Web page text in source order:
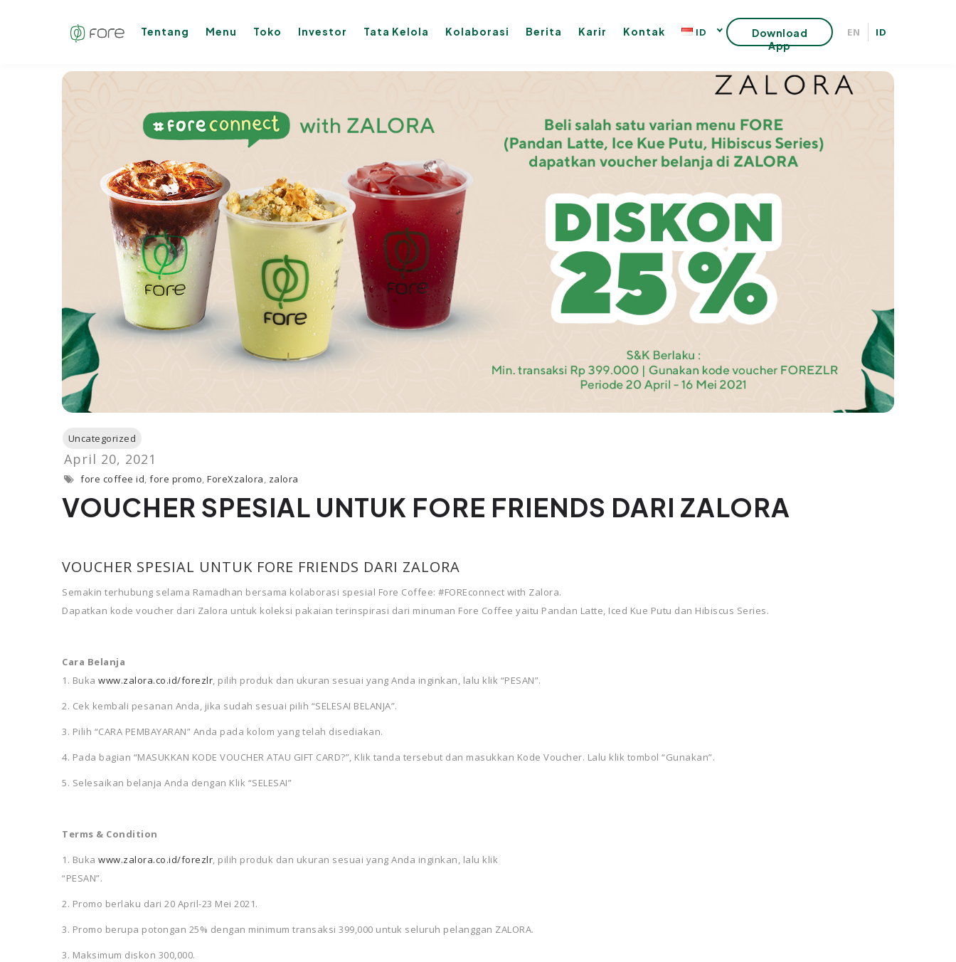
Download
App
EN ID
Tentang Menu Toko Investor Tata Kelola Kolaborasi Berita Karir Kontak ID
VOUCHER SPESIAL UNTUK FORE FRIENDS DARI ZALORA
fore coffee id, fore promo, ForeXzalora, zalora
VOUCHER SPESIAL UNTUK FORE FRIENDS DARI ZALORA
Semakin terhubung selama Ramadhan bersama kolaborasi spesial Fore Coffee: #FOREconnect with Zalora.
Dapatkan kode voucher dari Zalora untuk koleksi pakaian terinspirasi dari minuman Fore Coffee yaitu Pandan Latte, Iced Kue Putu dan Hibiscus Series.
Cara Belanja
1. Buka www.zalora.co.id/forezlr, pilih produk dan ukuran sesuai yang Anda inginkan, lalu klik “PESAN”.
2. Cek kembali pesanan Anda, jika sudah sesuai pilih “SELESAI BELANJA”.
3. Pilih “CARA PEMBAYARAN” Anda pada kolom yang telah disediakan.
4. Pada bagian “MASUKKAN KODE VOUCHER ATAU GIFT CARD?”, Klik tanda tersebut dan masukkan Kode Voucher. Lalu klik tombol “Gunakan”.
5. Selesaikan belanja Anda dengan Klik “SELESAI”
Terms & Condition
1. Buka www.zalora.co.id/forezlr, pilih produk dan ukuran sesuai yang Anda inginkan, lalu klik
“PESAN”.
2. Promo berlaku dari 20 April-23 Mei 2021.
3. Promo berupa potongan 25% dengan minimum transaksi 399,000 untuk seluruh pelanggan ZALORA.
3. Maksimum diskon 300,000.